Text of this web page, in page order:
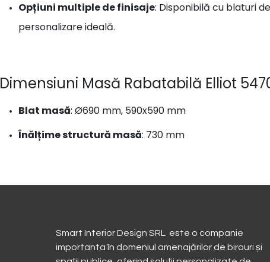
Opțiuni multiple de finisaje: Disponibilă cu blaturi
personalizare ideală.
Dimensiuni Masă Rabatabilă Elliot
Blat masă: Ø690 mm, 590x590 mm
Înălțime structură masă: 730 mm
Smart Interior Design SRL este o companie
importanta în domeniul amenajărilor de birouri și